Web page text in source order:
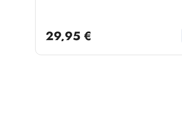
29,95 €